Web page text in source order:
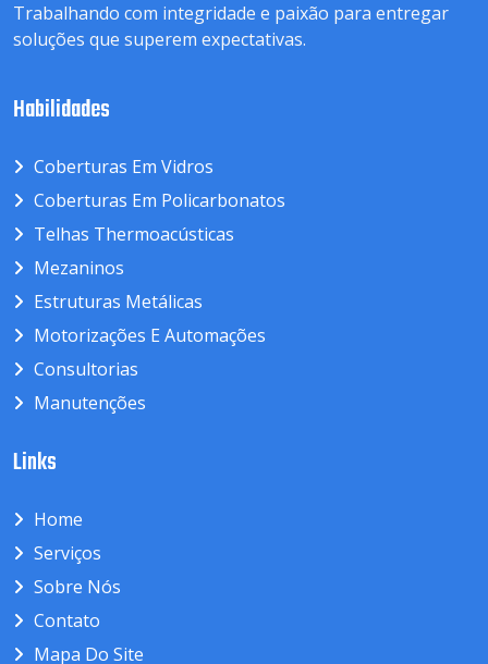
Trabalhando com integridade e paixão para entregar
soluções que superem expectativas.
Habilidades
Coberturas Em Vidros
Coberturas Em Policarbonatos
Telhas Thermoacústicas
Mezaninos
Estruturas Metálicas
Motorizações E Automações
Consultorias
Manutenções
Links
Home
Serviços
Sobre Nós
Contato
Mapa Do Site